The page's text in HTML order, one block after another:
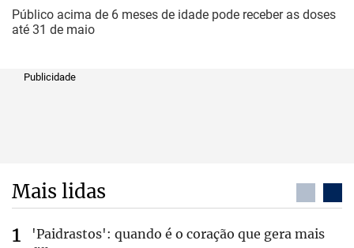
Público acima de 6 meses de idade pode receber as doses
até 31 de maio
Publicidade
Mais lidas
'Paidrastos': quando é o coração que gera mais